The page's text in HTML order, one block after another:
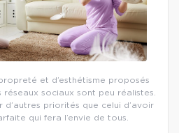
et d’esthétisme proposés
réseaux sociaux sont peu réalistes.
d’autres priorités que celui d’avoir
qui fera l’envie de tous.